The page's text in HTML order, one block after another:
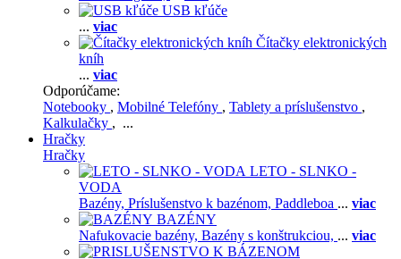
USB kľúče
... viac
Čítačky elektronických
kníh
... viac
Odporúčame:
Notebooky , Mobilné Telefóny , Tablety a príslušenstvo ,
Kalkulačky , ...
Hračky
Hračky
LETO - SLNKO -
VODA
Bazény, Príslušenstvo k bazénom, Paddleboa ... viac
BAZÉNY
Nafukovacie bazény, Bazény s konštrukciou, ... viac